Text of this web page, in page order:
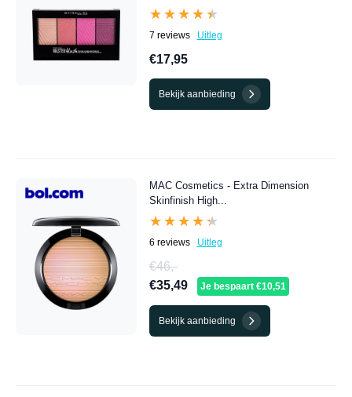
★★★★★
★★★★★
7 reviews Uitleg
€17,95
Bekijk aanbieding
MAC Cosmetics - Extra Dimension
Skinfinish High...
★★★★★
★★★★★
6 reviews Uitleg
€46,-
€35,49
Je bespaart €10,51
Bekijk aanbieding